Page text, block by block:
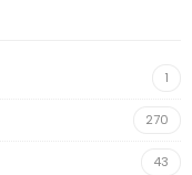
1
270
43